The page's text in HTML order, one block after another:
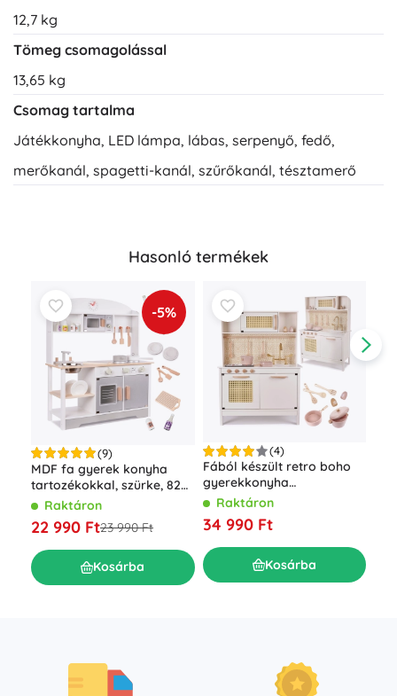
12,7 kg
Tömeg csomagolással
13,65 kg
Csomag tartalma
Játékkonyha, LED lámpa, lábas, serpenyő, fedő,
merőkanál, spagetti-kanál, szűrőkanál, tésztamerő
Hasonló termékek
-5%
(9)
MDF fa gyerek konyha
tartozékokkal, szürke, 82
cmRaktáron
22 990 Ft23 990 Ft
Kosárba
(4)
Fából készült retro boho
gyerekkonyha
kiegészítőkkel, 100 cm
Raktáron
34 990 Ft
Kosárba